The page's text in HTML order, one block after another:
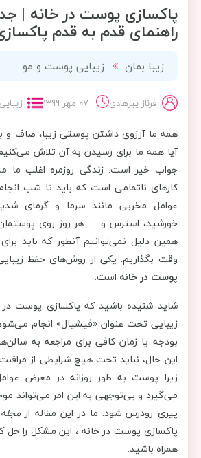
پاکسازی پوست در خانه |
راهنمای قدم به قدم
زیبا بمان زیبایی پوست و مو
فرناز پیرهادی 07 مهر 1399
همه ما آرزوی داشتن پوستی زیبا، صاف و
آیا همه ما برای رسیدن به آن تلاش
جواب خیر است. زندگی روزمره اغلب ما
کارهای ناتمامی است که باید تا شب
عوامل مخربی مانند سرما و گرمای
خورشید، استرس و … هر روز روی پوستمان
همین دلیل نمی‌توانیم آنطور که باید
وقت بگذاریم. یکی از روش‌های حفظ
پوست در خانه است.
شاید شنیده باشید که پاکسازی پوست در
زیبایی تحت عنوان «فیشیال» انجام
بودجه یا زمان کافی برای مراجعه به
این حال، نباید تحت هیچ شرایطی از
زیرا پوست به طور روزانه در معرض
می‌گیرد و بی‌توجهی به این امر می‌تواند
پیری زودرس شود. ما در این مقاله از
پاکسازی پوست در خانه ، این مشکل را حل
همراه باشید.